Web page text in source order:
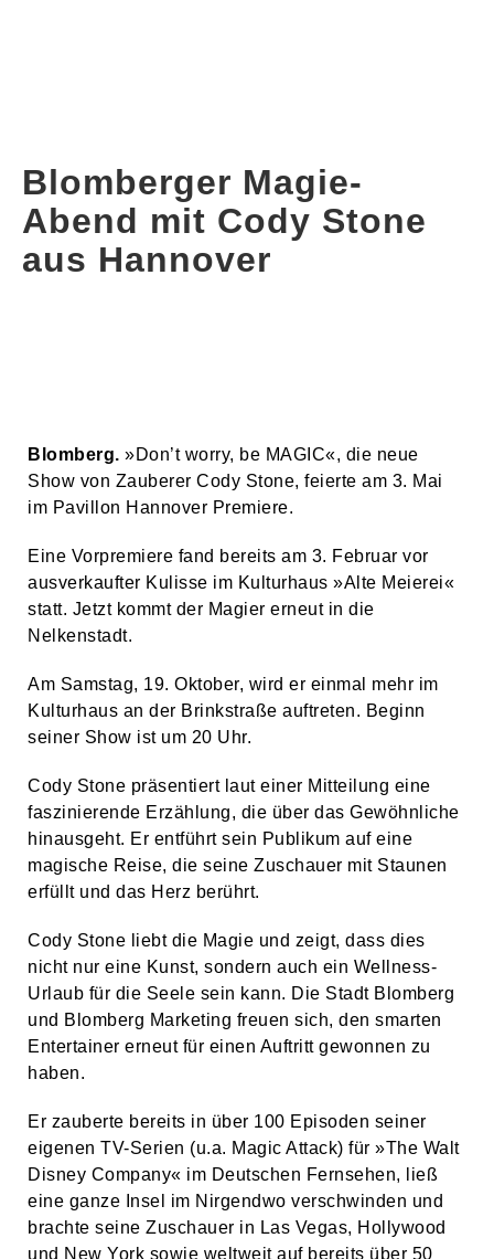
Blomberger Magie-
Abend mit Cody Stone
aus Hannover
Blomberg. »Don’t worry, be MAGIC«, die neue
Show von Zauberer Cody Stone, feierte am 3. Mai
im Pavillon Hannover Premiere.
Eine Vorpremiere fand bereits am 3. Februar vor
ausverkaufter Kulisse im Kulturhaus »Alte Meierei«
statt. Jetzt kommt der Magier erneut in die
Nelkenstadt.
Am Samstag, 19. Oktober, wird er einmal mehr im
Kulturhaus an der Brinkstraße auftreten. Beginn
seiner Show ist um 20 Uhr.
Cody Stone präsentiert laut einer Mitteilung eine
faszinierende Erzählung, die über das Gewöhnliche
hinausgeht. Er entführt sein Publikum auf eine
magische Reise, die seine Zuschauer mit Staunen
erfüllt und das Herz berührt.
Cody Stone liebt die Magie und zeigt, dass dies
nicht nur eine Kunst, sondern auch ein Wellness-
Urlaub für die Seele sein kann. Die Stadt Blomberg
und Blomberg Marketing freuen sich, den smarten
Entertainer erneut für einen Auftritt gewonnen zu
haben.
Er zauberte bereits in über 100 Episoden seiner
eigenen TV-Serien (u.a. Magic Attack) für »The Walt
Disney Company« im Deutschen Fernsehen, ließ
eine ganze Insel im Nirgendwo verschwinden und
brachte seine Zuschauer in Las Vegas, Hollywood
und New York sowie weltweit auf bereits über 50